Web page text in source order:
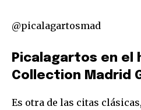
@picalagartosmad
Picalagartos en el
Collection Madrid
Es otra de las citas